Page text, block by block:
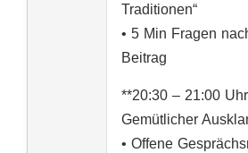
Traditionen“
• 5 Min Fragen
Beitrag
**20:30 – 21:00
Gemütlicher
• Offene